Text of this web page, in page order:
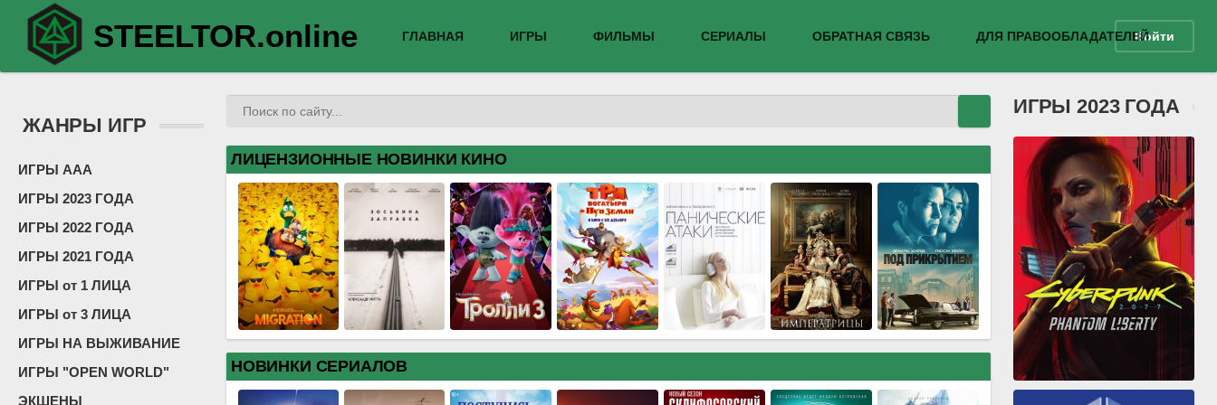
STEELTOR.online ГЛАВНАЯ ИГРЫ ФИЛЬМЫ СЕРИАЛЫ ОБРАТНАЯ СВЯЗЬ ДЛЯ ПРАВООБЛАДАТЕЛЕЙВойти
ЖАНРЫ ИГР
ИГРЫ ААА
ИГРЫ 2023 ГОДА
ИГРЫ 2022 ГОДА
ИГРЫ 2021 ГОДА
ИГРЫ от 1 ЛИЦА
ИГРЫ от 3 ЛИЦА
ИГРЫ НА ВЫЖИВАНИЕ
ИГРЫ "OPEN WORLD"
ЭКШЕНЫ
ЛИЦЕНЗИОННЫЕ НОВИНКИ КИНО
НОВИНКИ СЕРИАЛОВ
ИГРЫ 2023 ГОДА